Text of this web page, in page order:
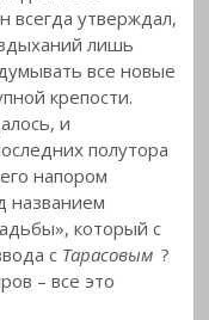
всегда утверждал,
лишь
все новые
крепости.
и
полутора
напором
названием
который с
с Тарасовым ?
– все это